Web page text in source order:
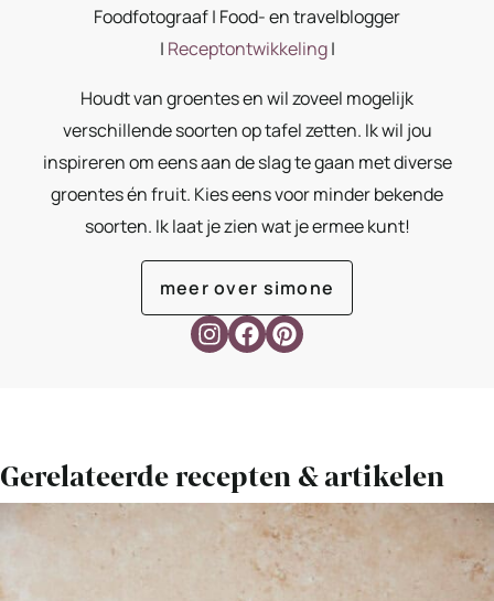
Foodfotograaf | Food- en travelblogger
| Receptontwikkeling|
Houdt van groentes en wil zoveel mogelijk
verschillende soorten op tafel zetten. Ik wil jou
inspireren om eens aan de slag te gaan met diverse
groentes én fruit. Kies eens voor minder bekende
soorten. Ik laat je zien wat je ermee kunt!
meer over simone
Gerelateerde recepten & artikelen
bereiden